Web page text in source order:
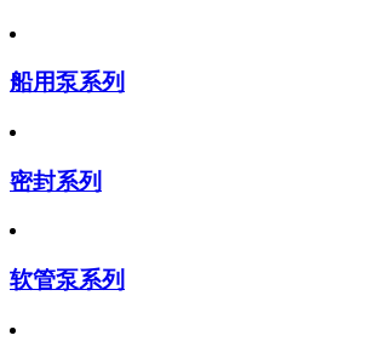
船用泵系列
密封系列
软管泵系列